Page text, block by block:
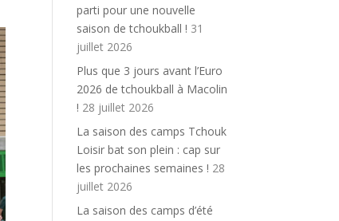
parti pour une nouvelle
saison de tchoukball ! 31
juillet 2026
Plus que 3 jours avant l’Euro
2026 de tchoukball à Macolin
! 28 juillet 2026
La saison des camps Tchouk
Loisir bat son plein : cap sur
les prochaines semaines ! 28
juillet 2026
La saison des camps d’été